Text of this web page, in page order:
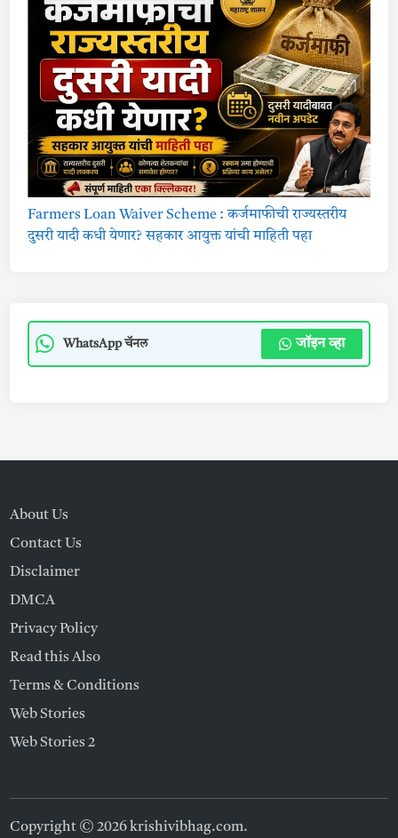
Farmers Loan Waiver Scheme : कर्जमाफीची राज्यस्तरीय
दुसरी यादी कधी येणार? सहकार आयुक्त यांची माहिती पहा
WhatsApp चॅनल जॉइन व्हा
About Us
Contact Us
Disclaimer
DMCA
Privacy Policy
Read this Also
Terms & Conditions
Web Stories
Web Stories 2
Copyright © 2026krishivibhag.com.